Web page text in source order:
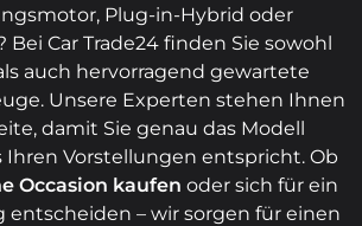
Plug-in-Hybrid oder
Bei Car Trade24 finden Sie sowohl
auch hervorragend gewartete
Unsere Experten stehen Ihnen
damit Sie genau das Modell
Ihren Vorstellungen entspricht. Ob
Occasion kaufen oder sich für ein
entscheiden – wir sorgen für einen